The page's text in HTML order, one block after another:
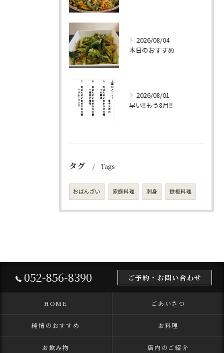
2026/08/04
本日のおすすめ
2026/08/01
早い‼️もう8月‼️
タグ Tags
おばんざい 家庭料理 刺身 鉄板料理
052-856-8390 ご予約・お問い合わせ
HOME ごあいさつ
純情のおすすめ お料理
お飲み物 店内のご紹介